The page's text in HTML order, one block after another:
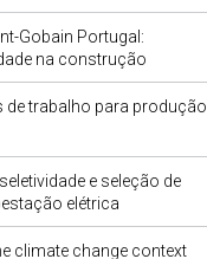
Gobain Portugal:
na construção
de trabalho para produção
e seleção de
elétrica
climate change context